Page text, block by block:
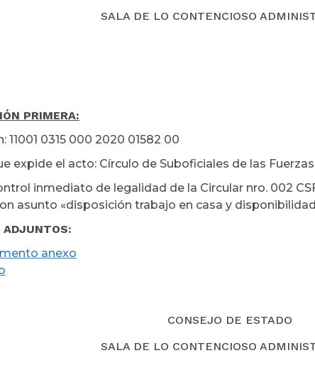
SALA DE LO CONTENCIOSO
PRIMERA:
11001 0315 000 2020 01582 00
expide el acto: Círculo de Suboficiales de las
inmediato de legalidad de la Circular nro. 002
asunto «disposición trabajo en casa y
ADJUNTOS:
anexo
CONSEJO DE ESTADO
SALA DE LO CONTENCIOSO